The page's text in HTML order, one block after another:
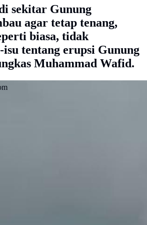
sekitar Gunung
agar tetap tenang,
biasa, tidak
tentang erupsi Gunung
Muhammad Wafid.